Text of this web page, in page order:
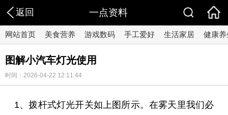
返回 一点资料
网站首页 美食营养 游戏数码 手工爱好 生活家居 健康养
图解小汽车灯光使用
时间：2026-04-22 12:11:44
1、拨杆式灯光开关如上图所示。在雾天里我们必